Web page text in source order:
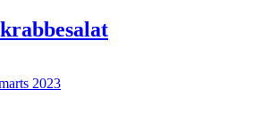
2023